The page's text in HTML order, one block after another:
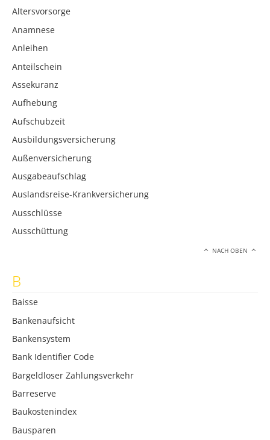
Altersvorsorge
Anamnese
Anleihen
Anteilschein
Assekuranz
Aufhebung
Aufschubzeit
Ausbildungsversicherung
Außenversicherung
Ausgabeaufschlag
Auslandsreise-Krankversicherung
Ausschlüsse
Ausschüttung
NACH OBEN
B
Baisse
Bankenaufsicht
Bankensystem
Bank Identifier Code
Bargeldloser Zahlungsverkehr
Barreserve
Baukostenindex
Bausparen